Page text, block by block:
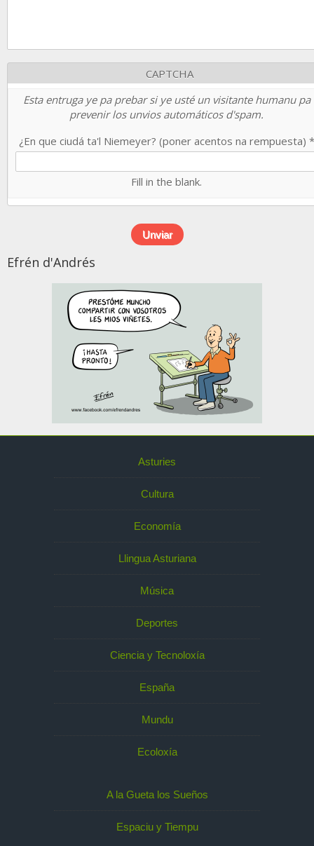
CAPTCHA
Esta entruga ye pa prebar si ye usté un visitante humanu pa
prevenir los unvios automáticos d'spam.
¿En que ciudá ta'l Niemeyer? (poner acentos na rempuesta) *
Fill in the blank.
Efrén d'Andrés
Asturies
Cultura
Economía
Llingua Asturiana
Música
Deportes
Ciencia y Tecnoloxía
España
Mundu
Ecoloxía
A la Gueta los Sueños
Espaciu y Tiempu